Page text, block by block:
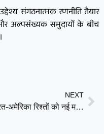
संगठनात्मक रणनीति तैयार
अल्पसंख्यक समुदायों के बीच
NEXT
भारत-अमेरिका रिश्तों को नई मजबूती, मार्को रुबियो ने पीएम मोदी को वॉशिंगटन आने का दिया न्योता